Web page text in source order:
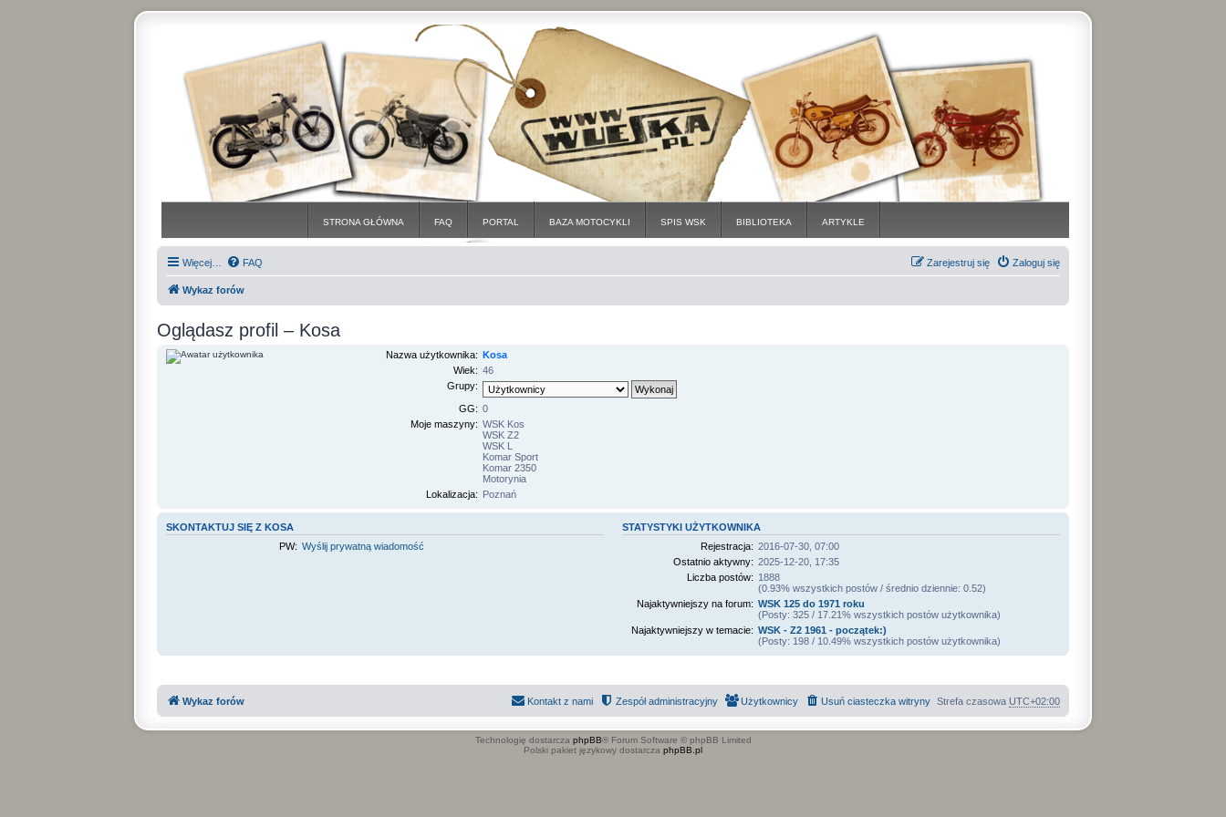
STRONA GŁÓWNA FAQ PORTAL BAZA MOTOCYKLI SPIS WSK BIBLIOTEKA ARTYKLE
Więcej… FAQ Zaloguj się
Zarejestruj się
Wykaz forów
Oglądasz profil – Kosa
Nazwa użytkownika: Kosa
Wiek: 46
Grupy:
GG: 0
Moje maszyny: WSK Kos
WSK Z2
WSK L
Komar Sport
Komar 2350
Motorynia
Lokalizacja: Poznań
SKONTAKTUJ SIĘ Z KOSA
PW: Wyślij prywatną wiadomość
STATYSTYKI UŻYTKOWNIKA
Rejestracja: 2016-07-30, 07:00
Ostatnio aktywny: 2025-12-20, 17:35
Liczba postów: 1888
(0.93% wszystkich postów / średnio dziennie: 0.52)
Najaktywniejszy na forum: WSK 125 do 1971 roku
(Posty: 325 / 17.21% wszystkich postów użytkownika)
Najaktywniejszy w temacie: WSK - Z2 1961 - początek:)
(Posty: 198 / 10.49% wszystkich postów użytkownika)
Wykaz forów Strefa czasowa UTC+02:00
Usuń ciasteczka witryny
Użytkownicy
Zespół administracyjny
Kontakt z nami
Technologię dostarcza phpBB® Forum Software © phpBB Limited
Polski pakiet językowy dostarcza phpBB.pl